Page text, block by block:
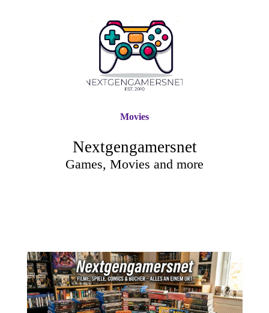
Nextgengamersnet
Games, Movies and more
Movies